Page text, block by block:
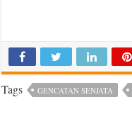
Tags GENCATAN SENJATA